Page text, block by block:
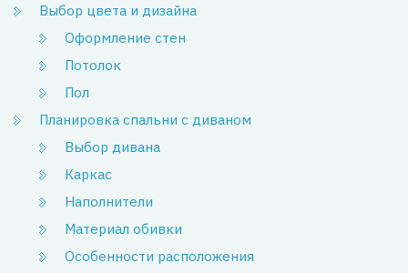
Выбор цвета и дизайна
Оформление стен
Потолок
Пол
Планировка спальни с диваном
Выбор дивана
Каркас
Наполнители
Материал обивки
Особенности расположения